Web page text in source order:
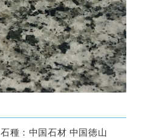
石種：中国石材 中国徳山